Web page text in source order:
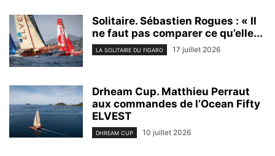
Solitaire. Sébastien Rogues : « Il
ne faut pas comparer ce qu’elle...
LA SOLITAIRE DU FIGARO 17 juillet 2026
Drheam Cup. Matthieu Perraut
aux commandes de l’Ocean Fifty
ELVEST
DHREAM CUP 10 juillet 2026